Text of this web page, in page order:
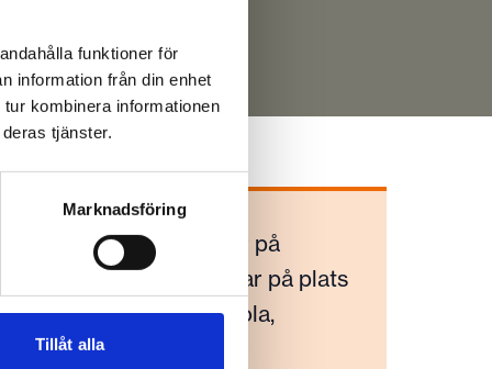
funktioner för
information från din enhet
kombinera informationen
tjänster.
Marknadsföring
Tillåt alla
Kurslängd:15 veckor på
distans med två träffar på plats
på Malmö folkhögskola,
nätbaserad träff och